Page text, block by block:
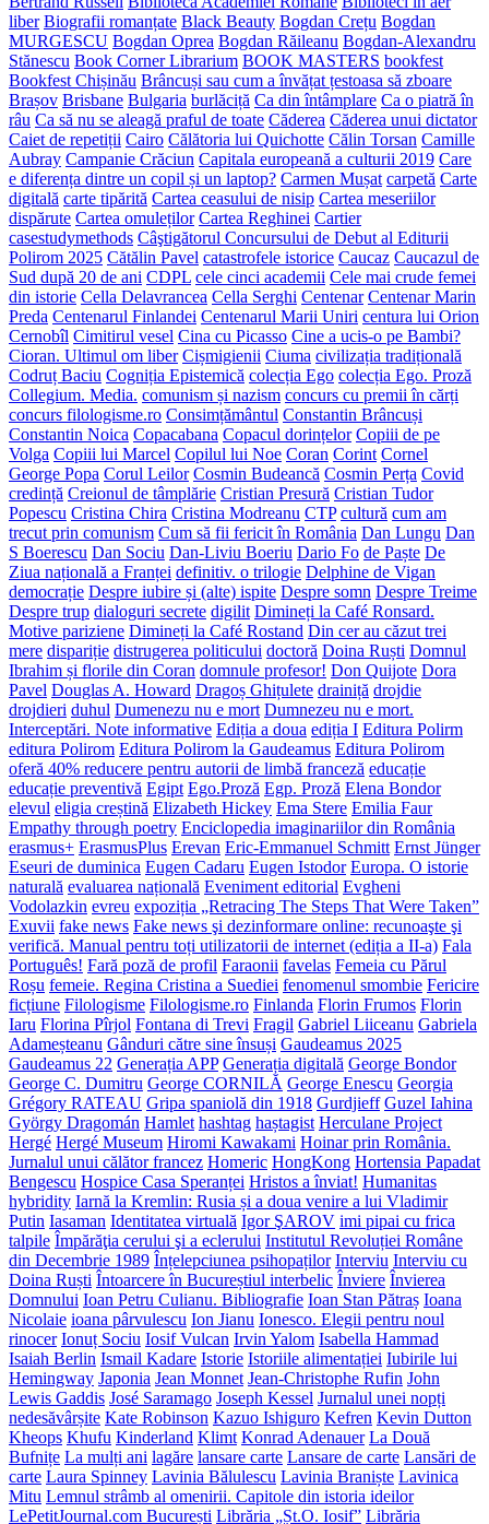
liber Biografii romanțate Black Beauty Bogdan Crețu Bogdan
MURGESCU Bogdan Oprea Bogdan Răileanu Bogdan-Alexandru
Stănescu Book Corner Librarium BOOK MASTERS bookfest
Bookfest Chișinău Brâncuși sau cum a învățat țestoasa să zboare
Brașov Brisbane Bulgaria burlăciță Ca din întâmplare Ca o piatră în
râu Ca să nu se aleagă praful de toate Căderea Căderea unui dictator
Caiet de repetiții Cairo Călătoria lui Quichotte Călin Torsan Camille
Aubray Campanie Crăciun Capitala europeană a culturii 2019 Care
e diferența dintre un copil și un laptop? Carmen Mușat carpetă Carte
digitală carte tipărită Cartea ceasului de nisip Cartea meseriilor
dispărute Cartea omuleților Cartea Reghinei Cartier
casestudymethods Câştigătorul Concursului de Debut al Editurii
Polirom 2025 Cătălin Pavel catastrofele istorice Caucaz Caucazul de
Sud după 20 de ani CDPL cele cinci academii Cele mai crude femei
din istorie Cella Delavrancea Cella Serghi Centenar Centenar Marin
Preda Centenarul Finlandei Centenarul Marii Uniri centura lui Orion
Cernobîl Cimitirul vesel Cina cu Picasso Cine a ucis-o pe Bambi?
Cioran. Ultimul om liber Cișmigienii Ciuma civilizația tradițională
Codruț Baciu Cogniția Epistemică colecția Ego colecția Ego. Proză
Collegium. Media. comunism și nazism concurs cu premii în cărți
concurs filologisme.ro Consimțământul Constantin Brâncuși
Constantin Noica Copacabana Copacul dorințelor Copiii de pe
Volga Copiii lui Marcel Copilul lui Noe Coran Corint Cornel
George Popa Corul Leilor Cosmin Budeancă Cosmin Perța Covid
credință Creionul de tâmplărie Cristian Presură Cristian Tudor
Popescu Cristina Chira Cristina Modreanu CTP cultură cum am
trecut prin comunism Cum să fii fericit în România Dan Lungu Dan
S Boerescu Dan Sociu Dan-Liviu Boeriu Dario Fo de Paște De
Ziua națională a Franței definitiv. o trilogie Delphine de Vigan
democrație Despre iubire și (alte) ispite Despre somn Despre Treime
Despre trup dialoguri secrete digilit Dimineți la Café Ronsard.
Motive pariziene Dimineți la Café Rostand Din cer au căzut trei
mere dispariție distrugerea politicului doctoră Doina Ruști Domnul
Ibrahim și florile din Coran domnule profesor! Don Quijote Dora
Pavel Douglas A. Howard Dragoș Ghițulete drainiță drojdie
drojdieri duhul Dumenezu nu e mort Dumnezeu nu e mort.
Interceptări. Note informative Ediția a doua ediția I Editura Polirm
editura Polirom Editura Polirom la Gaudeamus Editura Polirom
oferă 40% reducere pentru autorii de limbă franceză educație
educație preventivă Egipt Ego.Proză Egp. Proză Elena Bondor
elevul eligia creștină Elizabeth Hickey Ema Stere Emilia Faur
Empathy through poetry Enciclopedia imaginariilor din România
erasmus+ ErasmusPlus Erevan Eric-Emmanuel Schmitt Ernst Jünger
Eseuri de duminica Eugen Cadaru Eugen Istodor Europa. O istorie
naturală evaluarea națională Eveniment editorial Evgheni
Vodolazkin evreu expoziția „Retracing The Steps That Were Taken”
Exuvii fake news Fake news şi dezinformare online: recunoaşte şi
verifică. Manual pentru toți utilizatorii de internet (ediția a II-a) Fala
Português! Fară poză de profil Faraonii favelas Femeia cu Părul
Roșu femeie. Regina Cristina a Suediei fenomenul smombie Fericire
ficțiune Filologisme Filologisme.ro Finlanda Florin Frumos Florin
Iaru Florina Pîrjol Fontana di Trevi Fragil Gabriel Liiceanu Gabriela
Adameșteanu Gânduri către sine însuși Gaudeamus 2025
Gaudeamus 22 Generația APP Generația digitală George Bondor
George C. Dumitru George CORNILĂ George Enescu Georgia
Grégory RATEAU Gripa spaniolă din 1918 Gurdjieff Guzel Iahina
György Dragomán Hamlet hashtag haștagist Herculane Project
Hergé Hergé Museum Hiromi Kawakami Hoinar prin România.
Jurnalul unui călător francez Homeric HongKong Hortensia Papadat
Bengescu Hospice Casa Speranței Hristos a înviat! Humanitas
hybridity Iarnă la Kremlin: Rusia și a doua venire a lui Vladimir
Putin Iasaman Identitatea virtuală Igor ŞAROV imi pipai cu frica
talpile Împărăţia cerului şi a eclerului Institutul Revoluției Române
din Decembrie 1989 Înțelepciunea psihopaților Interviu Interviu cu
Doina Ruști Întoarcere în Bucureștiul interbelic Înviere Învierea
Domnului Ioan Petru Culianu. Bibliografie Ioan Stan Pătraș Ioana
Nicolaie ioana pârvulescu Ion Jianu Ionesco. Elegii pentru noul
rinocer Ionuț Sociu Iosif Vulcan Irvin Yalom Isabella Hammad
Isaiah Berlin Ismail Kadare Istorie Istoriile alimentației Iubirile lui
Hemingway Japonia Jean Monnet Jean-Christophe Rufin John
Lewis Gaddis José Saramago Joseph Kessel Jurnalul unei nopți
nedesăvârșite Kate Robinson Kazuo Ishiguro Kefren Kevin Dutton
Kheops Khufu Kinderland Klimt Konrad Adenauer La Două
Bufnițe La mulți ani lagăre lansare carte Lansare de carte Lansări de
carte Laura Spinney Lavinia Bălulescu Lavinia Braniște Lavinica
Mitu Lemnul strâmb al omenirii. Capitole din istoria ideilor
LePetitJournal.com București Librăria „Șt.O. Iosif” Librăria